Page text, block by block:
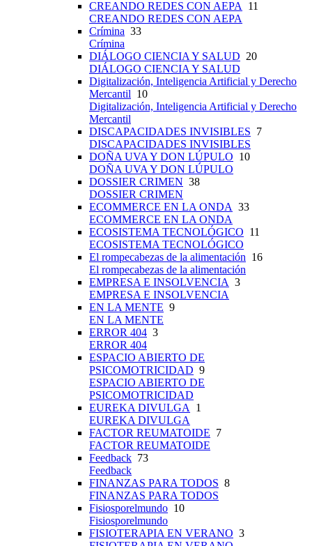
CREANDO REDES CON AEPA
11
CREANDO REDES CON AEPA
Crímina 33
Crímina
DIÁLOGO CIENCIA Y SALUD 20
DIÁLOGO CIENCIA Y SALUD
Digitalización, Inteligencia Artificial y Derecho
Mercantil 10
Digitalización, Inteligencia Artificial y Derecho
Mercantil
DISCAPACIDADES INVISIBLES 7
DISCAPACIDADES INVISIBLES
DOÑA UVA Y DON LÚPULO 10
DOÑA UVA Y DON LÚPULO
DOSSIER CRIMEN 38
DOSSIER CRIMEN
ECOMMERCE EN LA ONDA 33
ECOMMERCE EN LA ONDA
ECOSISTEMA TECNOLÓGICO 11
ECOSISTEMA TECNOLÓGICO
El rompecabezas de la alimentación 16
El rompecabezas de la alimentación
EMPRESA E INSOLVENCIA 3
EMPRESA E INSOLVENCIA
EN LA MENTE 9
EN LA MENTE
ERROR 404 3
ERROR 404
ESPACIO ABIERTO DE
PSICOMOTRICIDAD 9
ESPACIO ABIERTO DE
PSICOMOTRICIDAD
EUREKA DIVULGA
1
EUREKA DIVULGA
FACTOR REUMATOIDE 7
FACTOR REUMATOIDE
Feedback 73
Feedback
FINANZAS PARA TODOS 8
FINANZAS PARA TODOS
Fisiosporelmundo 10
Fisiosporelmundo
FISIOTERAPIA EN VERANO 3